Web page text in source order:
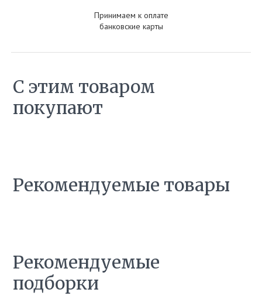
Принимаем к оплате
банковские карты
С этим товаром
покупают
Рекомендуемые товары
Рекомендуемые
подборки